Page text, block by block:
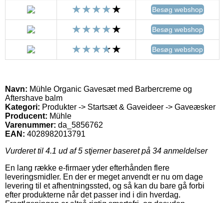
Besøg webshop
Besøg webshop
Besøg webshop
Navn: Mühle Organic Gavesæt med Barbercreme og
Aftershave balm
Kategori: Produkter -> Startsæt & Gaveideer -> Gaveæsker
Producent: Mühle
Varenummer: da_5856762
EAN: 4028982013791
Vurderet til 4.1 ud af 5 stjerner baseret på 34 anmeldelser
En lang række e-firmaer yder efterhånden flere
leveringsmidler. En der er meget anvendt er nu om dage
levering til et afhentningssted, og så kan du bare gå forbi
efter produkterne når det passer ind i din hverdag.